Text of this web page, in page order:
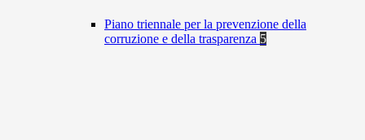
Piano triennale per la prevenzione della
corruzione e della trasparenza 5